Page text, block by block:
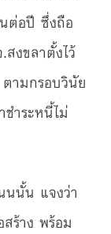
ต่อปี ซึ่งถือ
งขลาตั้งไว้
ามกรอบวินัย
ชำระหนี้ไม่
นนั้น แจงว่า
ร้าง พร้อม